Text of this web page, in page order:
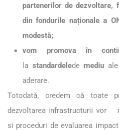
partenerilor de dezvoltare,
din fondurile naționale a
modestă;
vom promova în
la standardelede mediuale
aderare.
Totodată, credem că toate
dezvoltarea infrastructurii vor
si proceduri de evaluarea